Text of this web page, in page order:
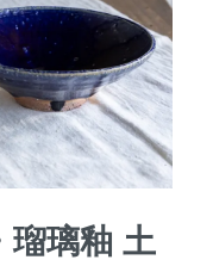
瑠璃釉 土